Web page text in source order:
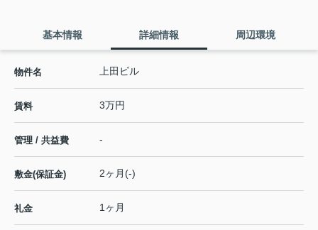
基本情報 詳細情報 周辺環境
物件名 上田ビル
賃料 3万円
管理 / 共益費 -
敷金(保証金) 2ヶ月(-)
礼金 1ヶ月